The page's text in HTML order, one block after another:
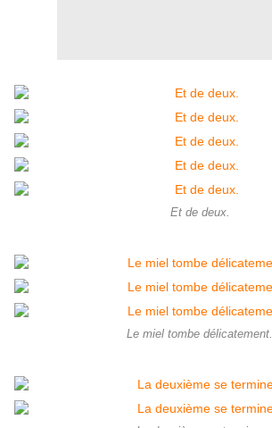
Et de deux.
Le miel tombe délicatement.